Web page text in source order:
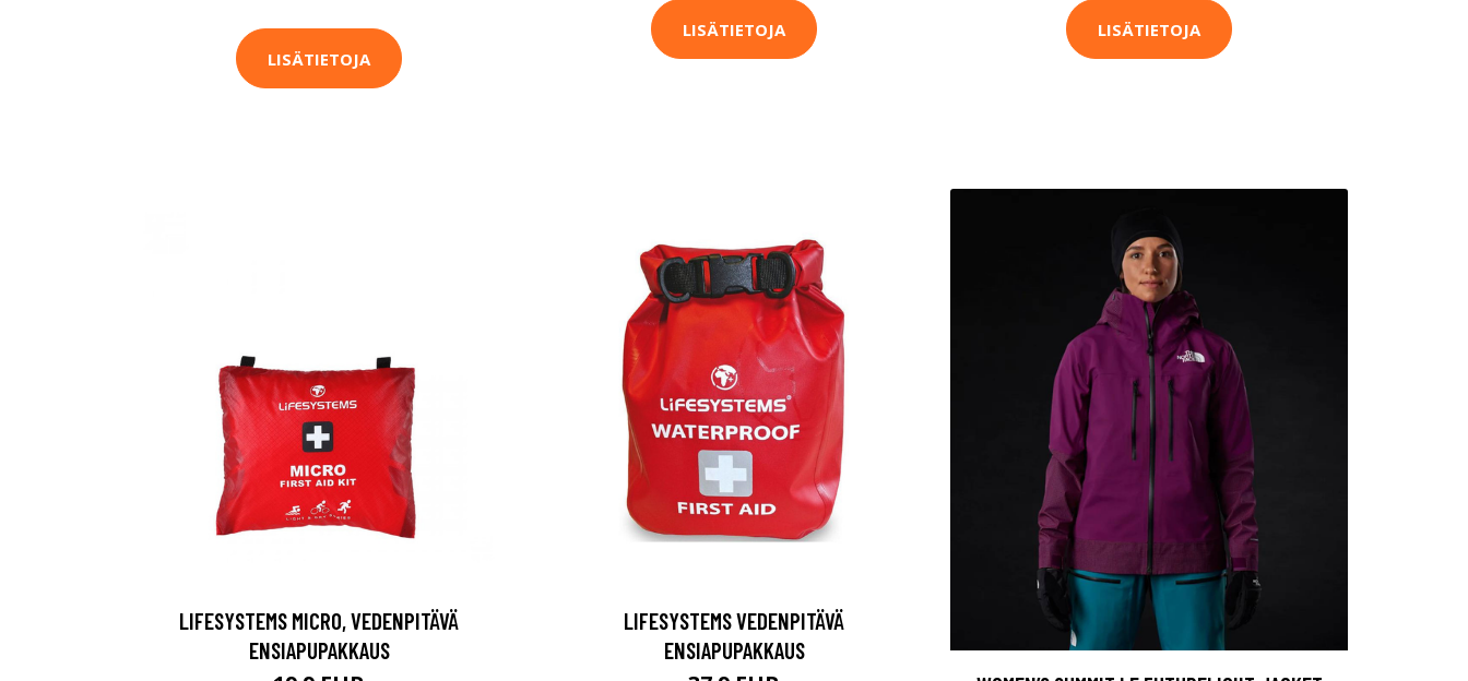
LISÄTIETOJA
LISÄTIETOJA LISÄTIETOJA
LIFESYSTEMS MICRO, VEDENPITÄVÄ
ENSIAPUPAKKAUS
LIFESYSTEMS VEDENPITÄVÄ
ENSIAPUPAKKAUS